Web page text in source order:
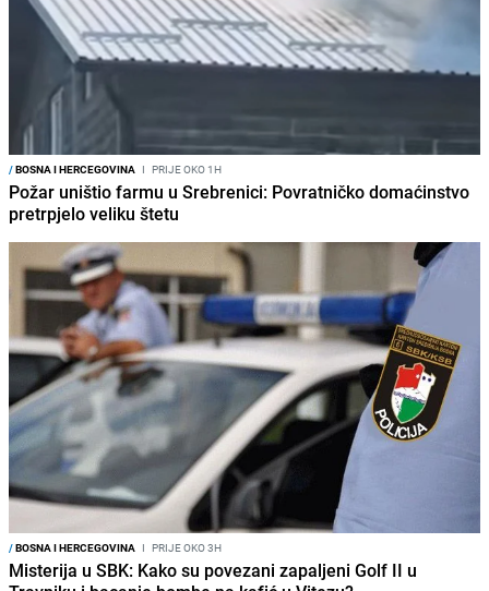
/BOSNA I HERCEGOVINA I PRIJE OKO 1H
Požar uništio farmu u Srebrenici: Povratničko domaćinstvo
pretrpjelo veliku štetu
/BOSNA I HERCEGOVINA I PRIJE OKO 3H
Misterija u SBK: Kako su povezani zapaljeni Golf II u